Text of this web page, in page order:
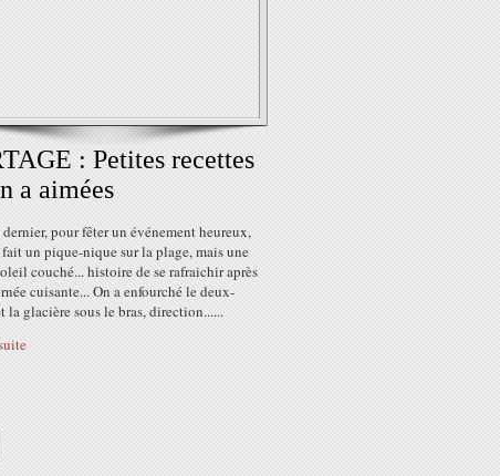
: Petites recettes
a aimées
dernier, pour fêter un événement heureux,
fait un pique-nique sur la plage, mais une
couché... histoire de se rafraichir après
cuisante... On a enfourché le deux-
la glacière sous le bras, direction......